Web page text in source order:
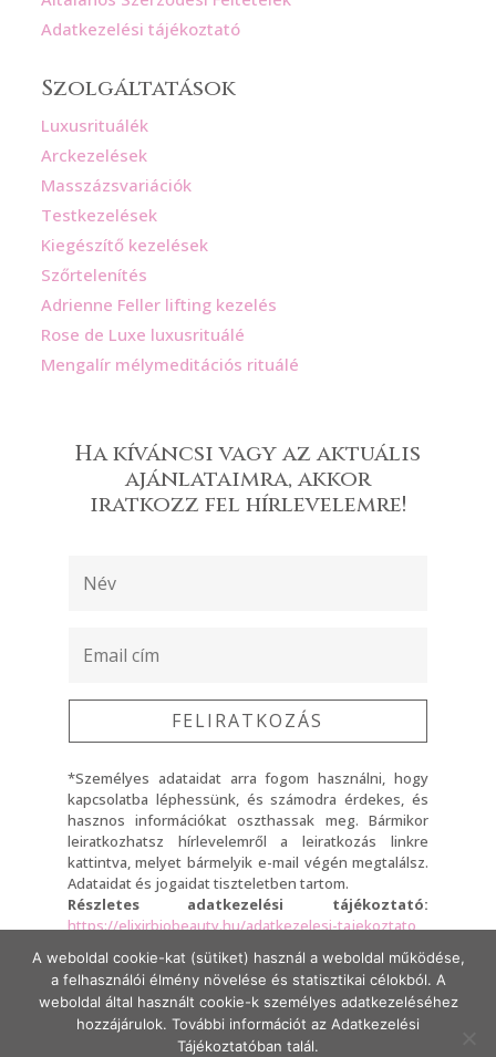
Adatkezelési tájékoztató
Szolgáltatások
Luxusrituálék
Arckezelések
Masszázsvariációk
Testkezelések
Kiegészítő kezelések
Szőrtelenítés
Adrienne Feller lifting kezelés
Rose de Luxe luxusrituálé
Mengalír mélymeditációs rituálé
Ha kíváncsi vagy az aktuális
ajánlataimra, akkor
iratkozz fel hírlevelemre!
FELIRATKOZÁS
*Személyes adataidat arra fogom használni, hogy
kapcsolatba léphessünk, és számodra érdekes, és
hasznos információkat oszthassak meg. Bármikor
leiratkozhatsz hírlevelemről a leiratkozás linkre
kattintva, melyet bármelyik e-mail végén megtalálsz.
Adataidat és jogaidat tiszteletben tartom.
Részletes adatkezelési tájékoztató:
https://elixirbiobeauty.hu/adatkezelesi-tajekoztato
A Feliratkozásra kattintva elfogadod, hogy adataidat a
fent említett adatkezelési tájékoztató szerint fogom
kezelni.
A weboldal cookie-kat (sütiket) használ a weboldal működése,
a felhasználói élmény növelése és statisztikai célokból. A
weboldal által használt cookie-k személyes adatkezeléséhez
hozzájárulok. További információt az Adatkezelési
Tájékoztatóban talál.